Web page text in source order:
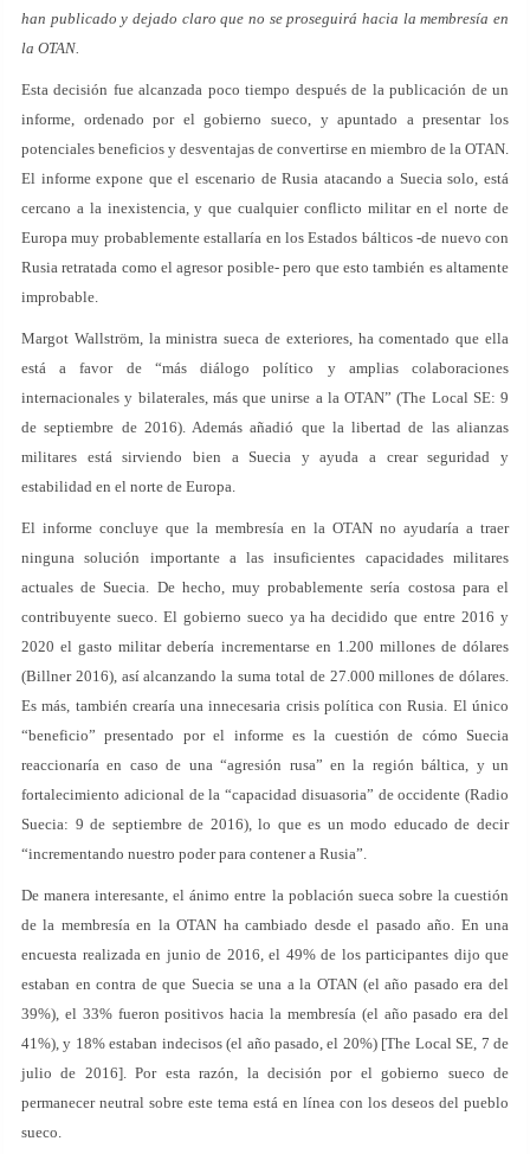
han publicado y dejado claro que no se proseguirá hacia la membresía en
la OTAN.
Esta decisión fue alcanzada poco tiempo después de la publicación de un
informe, ordenado por el gobierno sueco, y apuntado a presentar los
potenciales beneficios y desventajas de convertirse en miembro de la OTAN.
El informe expone que el escenario de Rusia atacando a Suecia solo, está
cercano a la inexistencia, y que cualquier conflicto militar en el norte de
Europa muy probablemente estallaría en los Estados bálticos -de nuevo con
Rusia retratada como el agresor posible- pero que esto también es altamente
improbable.
Margot Wallström, la ministra sueca de exteriores, ha comentado que ella
está a favor de “más diálogo político y amplias colaboraciones
internacionales y bilaterales, más que unirse a la OTAN” (The Local SE: 9
de septiembre de 2016). Además añadió que la libertad de las alianzas
militares está sirviendo bien a Suecia y ayuda a crear seguridad y
estabilidad en el norte de Europa.
El informe concluye que la membresía en la OTAN no ayudaría a traer
ninguna solución importante a las insuficientes capacidades militares
actuales de Suecia. De hecho, muy probablemente sería costosa para el
contribuyente sueco. El gobierno sueco ya ha decidido que entre 2016 y
2020 el gasto militar debería incrementarse en 1.200 millones de dólares
(Billner 2016), así alcanzando la suma total de 27.000 millones de dólares.
Es más, también crearía una innecesaria crisis política con Rusia. El único
“beneficio” presentado por el informe es la cuestión de cómo Suecia
reaccionaría en caso de una “agresión rusa” en la región báltica, y un
fortalecimiento adicional de la “capacidad disuasoria” de occidente (Radio
Suecia: 9 de septiembre de 2016), lo que es un modo educado de decir
“incrementando nuestro poder para contener a Rusia”.
De manera interesante, el ánimo entre la población sueca sobre la cuestión
de la membresía en la OTAN ha cambiado desde el pasado año. En una
encuesta realizada en junio de 2016, el 49% de los participantes dijo que
estaban en contra de que Suecia se una a la OTAN (el año pasado era del
39%), el 33% fueron positivos hacia la membresía (el año pasado era del
41%), y 18% estaban indecisos (el año pasado, el 20%) [The Local SE, 7 de
julio de 2016]. Por esta razón, la decisión por el gobierno sueco de
permanecer neutral sobre este tema está en línea con los deseos del pueblo
sueco.